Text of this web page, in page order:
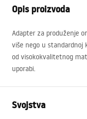
Opis proizvoda
Adapter za produženje
više nego u standardnoj
od visokokvalitetnog
uporabi.
Svojstva